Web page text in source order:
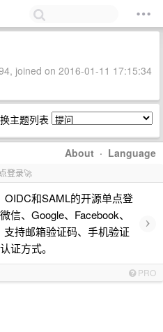
joined on 2016-01-11 17:15:34
主题列表
About · Language
登录🚀
OIDC和SAML的开源单点登
信、Google、Facebook、
持邮箱验证码、手机验证
证方式。
›
PRO